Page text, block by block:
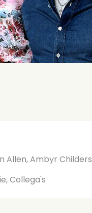
Allen, Ambyr Childers
Collega's